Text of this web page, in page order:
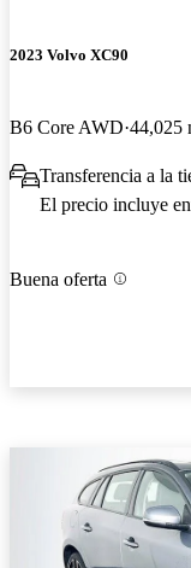
2023 Volvo XC90
B6 Core AWD 44,025
Transferencia a la
El precio incluye
Buena oferta